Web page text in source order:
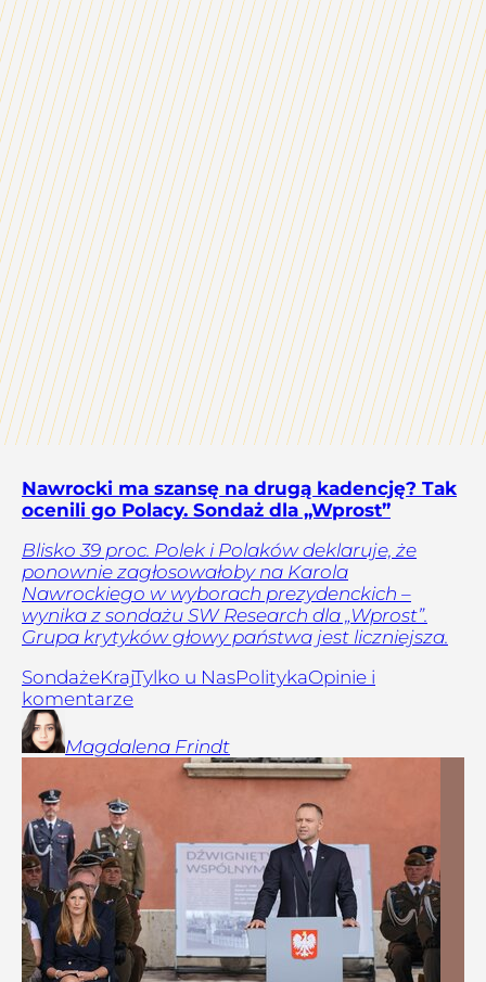
Nawrocki ma szansę na drugą kadencję? Tak
ocenili go Polacy. Sondaż dla „Wprost”
Blisko 39 proc. Polek i Polaków deklaruje, że
ponownie zagłosowałoby na Karola
Nawrockiego w wyborach prezydenckich –
wynika z sondażu SW Research dla „Wprost”.
Grupa krytyków głowy państwa jest liczniejsza.
SondażeKrajTylko u NasPolitykaOpinie i
komentarze
Magdalena Frindt